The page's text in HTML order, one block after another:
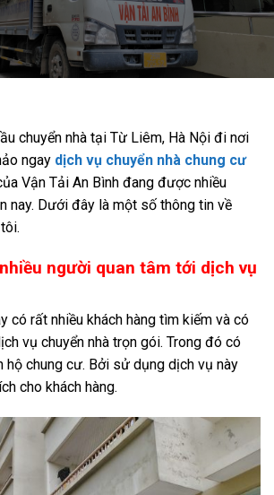
chuyển nhà tại Từ Liêm, Hà Nội đi nơi
ngay dịch vụ chuyển nhà chung cư
Vận Tải An Bình đang được nhiều
nay. Dưới đây là một số thông tin về
người quan tâm tới dịch vụ
có rất nhiều khách hàng tìm kiếm và có
vụ chuyển nhà trọn gói. Trong đó có
hộ chung cư. Bởi sử dụng dịch vụ này
cho khách hàng.